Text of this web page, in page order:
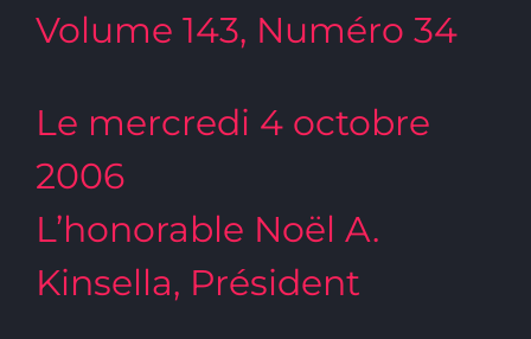
Volume 143, Numéro 34
Le mercredi 4 octobre
2006
L’honorable Noël A.
Kinsella, Président